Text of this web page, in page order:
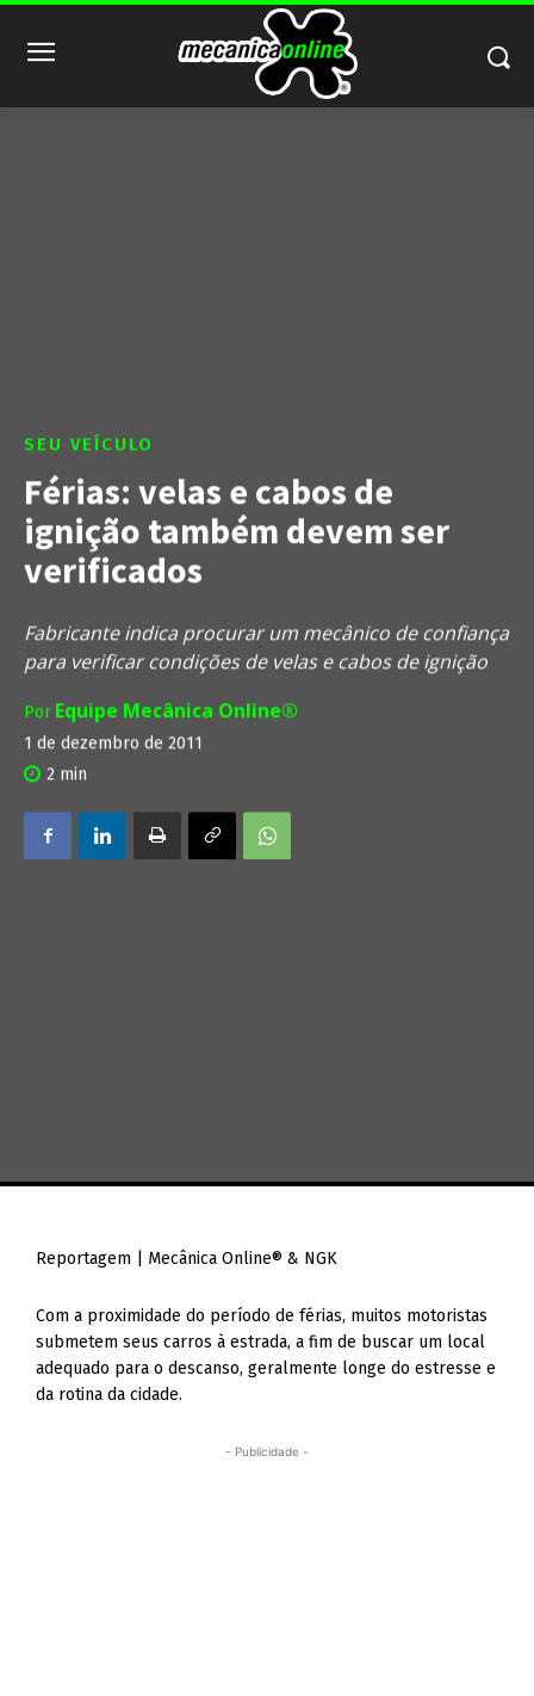
SEU VEÍCULO
Férias: velas e cabos de
ignição também devem ser
verificados
Fabricante indica procurar um mecânico de confiança
para verificar condições de velas e cabos de ignição
Por Equipe Mecânica Online®
1 de dezembro de 2011
2 min
Reportagem | Mecânica Online® & NGK
Com a proximidade do período de férias, muitos motoristas
submetem seus carros à estrada, a fim de buscar um local
adequado para o descanso, geralmente longe do estresse e
da rotina da cidade.
- Publicidade -